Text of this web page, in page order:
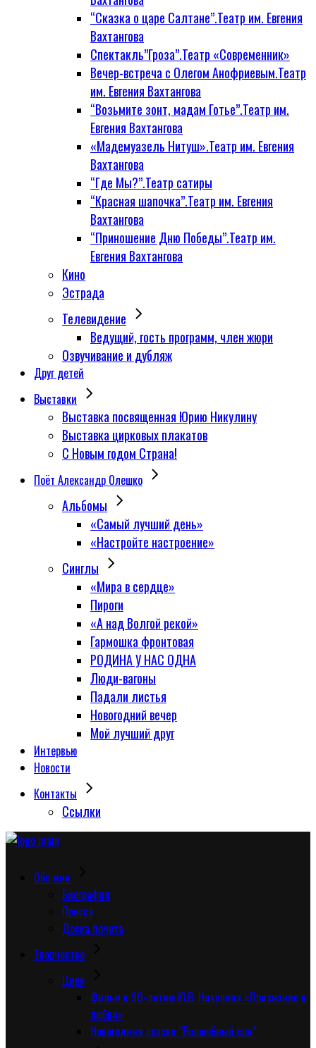
“Сказка о царе Салтане”.Театр им. Евгения
Вахтангова
Спектакль”Гроза”.Театр «Современник»
Вечер-встреча с Олегом Анофриевым.Театр
им. Евгения Вахтангова
“Возьмите зонт, мадам Готье”.Театр им.
Евгения Вахтангова
«Мадемуазель Нитуш».Театр им. Евгения
Вахтангова
“Где Мы?”.Театр сатиры
“Красная шапочка”.Театр им. Евгения
Вахтангова
“Приношение Дню Победы”.Театр им.
Евгения Вахтангова
Кино
Эстрада
Телевидение
Ведущий, гость программ, член жюри
Озвучивание и дубляж
Друг детей
Выставки
Выставка посвященная Юрию Никулину
Выставка цирковых плакатов
С Новым годом Страна!
Поёт Александр Олешко
Альбомы
«Самый лучший день»
«Настройте настроение»
Синглы
«Мира в сердце»
Пироги
«А над Волгой рекой»
Гармошка фронтовая
РОДИНА У НАС ОДНА
Люди-вагоны
Падали листья
Новогодний вечер
Мой лучший друг
Интервью
Новости
Контакты
Сcылки
Обо мне
Биография
Пресса
Доска почета
Творчество
Цирк
Фильм к 90-летию Ю.В. Никулина «Признание в
любви»
Новогодняя сказка “Волшебный сон”